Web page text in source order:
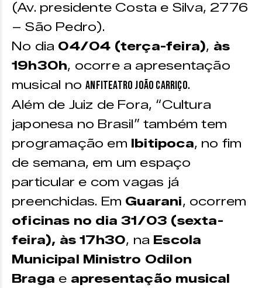
(Av. presidente Costa e Silva, 2776
– São Pedro).
No dia 04/04 (terça-feira), às
19h30h, ocorre a apresentação
musical noAnfiteatro João Carriço.
Além de Juiz de Fora, “Cultura
japonesa no Brasil” também tem
programação em Ibitipoca, no fim
de semana, em um espaço
particular e com vagas já
preenchidas. Em Guarani, ocorrem
oficinas no dia 31/03 (sexta-
feira), às 17h30, na Escola
Municipal Ministro Odilon
Braga e apresentação musical